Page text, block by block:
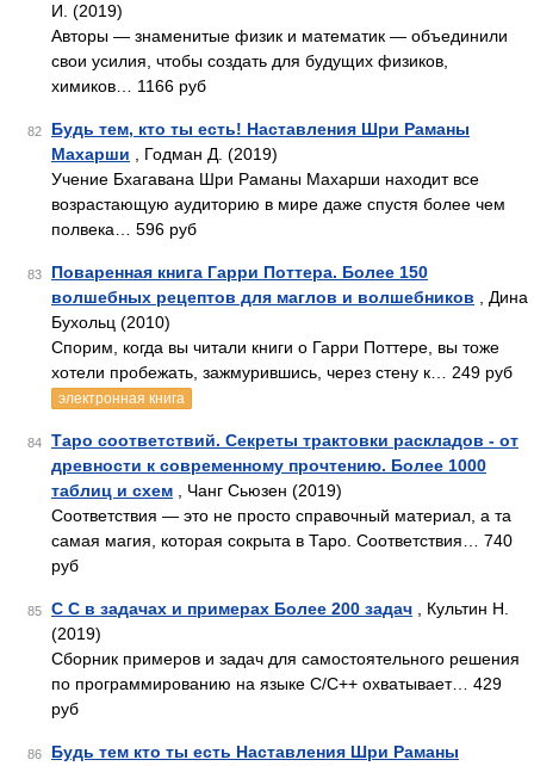
И. (2019)
Авторы — знаменитые физик и математик — объединили
свои усилия, чтобы создать для будущих физиков,
химиков… 1166 руб
82
Будь тем, кто ты есть! Наставления Шри Раманы
Махарши , Годман Д. (2019)
Учение Бхагавана Шри Раманы Махарши находит все
возрастающую аудиторию в мире даже спустя более чем
полвека… 596 руб
83
Поваренная книга Гарри Поттера. Более 150
волшебных рецептов для маглов и волшебников , Дина
Бухольц (2010)
Спорим, когда вы читали книги о Гарри Поттере, вы тоже
хотели пробежать, зажмурившись, через стену к… 249 руб
электронная книга
84
Таро соответствий. Секреты трактовки раскладов - от
древности к современному прочтению. Более 1000
таблиц и схем , Чанг Сьюзен (2019)
Соответствия — это не просто справочный материал, а та
самая магия, которая сокрыта в Таро. Соответствия… 740
руб
85 C C в задачах и примерах Более 200 задач , Культин Н.
(2019)
Сборник примеров и задач для самостоятельного решения
по программированию на языке C/C++ охватывает… 429
руб
86
Будь тем кто ты есть Наставления Шри Раманы